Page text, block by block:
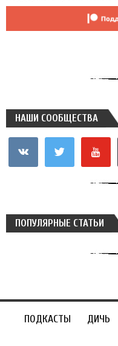
НАШИ СООБЩЕСТВА
ПОПУЛЯРНЫЕ СТАТЬИ
ПОДКАСТЫ ДИЧЬ